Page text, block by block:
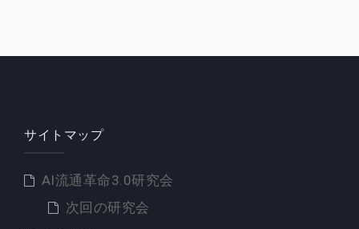
サイトマップ
AI流通革命3.0研究会
次回の研究会